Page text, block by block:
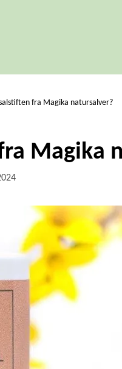
fra Magika natursalver?
Magika